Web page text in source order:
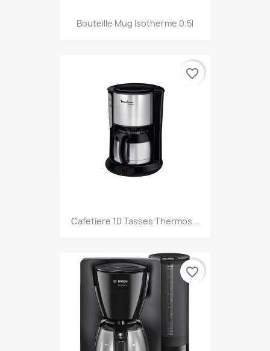
Bouteille Mug Isotherme 0.5l
Cafetiere 10 Tasses Thermos...
favorite_border
favorite_border